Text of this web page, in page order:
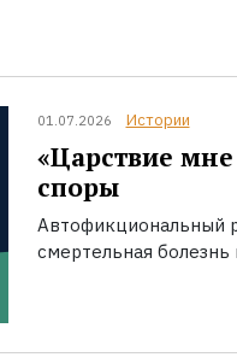
01.07.2026 Истории
«Царствие
споры
Автофикциональный
смертельная